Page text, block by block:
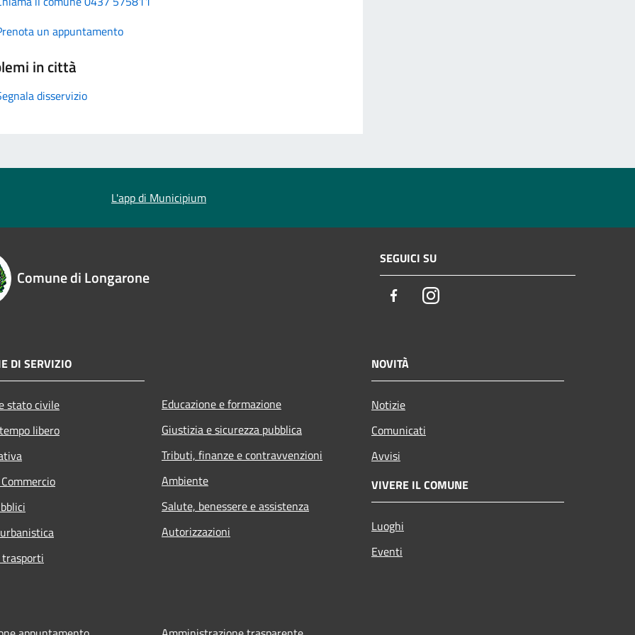
un appuntamento
in città
disservizio
L'app di Municipium
Comune di Longarone
SEGUICI SU
FacebookInstagram
DI SERVIZIO
stato civile
libero
Educazione e formazione
Giustizia e sicurezza pubblica
Tributi, finanze e contravvenzioni
Ambiente
Salute, benessere e assistenza
Autorizzazioni
NOVITÀ
Notizie
Comunicati
Avvisi
VIVERE IL COMUNE
Luoghi
Eventi